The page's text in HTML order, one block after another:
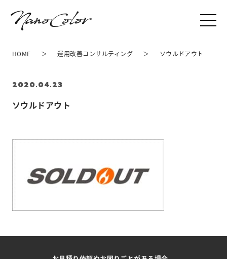
ソウルドアウト
2020.04.23
HOME 運用改善コンサルティング ソウルドアウト